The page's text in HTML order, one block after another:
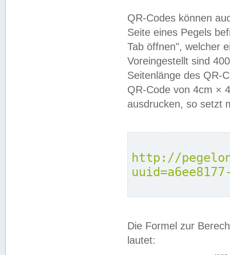
QR-Codes können
Seite eines Pegels
Tab öffnen", welcher
Voreingestellt sind
Seitenlänge des QR-
QR-Code von 4cm ×
ausdrucken, so setzt
http://
Die Formel zur
lautet: